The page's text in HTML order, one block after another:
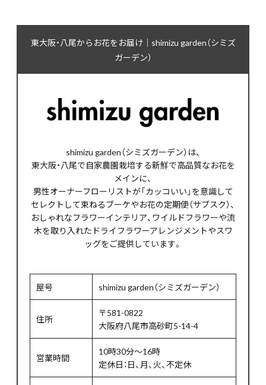
東大阪・八尾からお花をお届け｜shimizu garden（シミズ
ガーデン）
shimizu garden（シミズガーデン）は、
東大阪・八尾で自家農園栽培する新鮮で高品質なお花を
メインに、
男性オーナーフローリストが「カッコいい」を意識して
セレクトして束ねるブーケやお花の定期便（サブスク）、
おしゃれなフラワーインテリア、ワイルドフラワーや流
木を取り入れたドライフラワーアレンジメントやスワ
ッグをご提供しています。
屋号 shimizu garden（シミズガーデン）
住所
〒581-0822
大阪府八尾市高砂町5-14-4
営業時間
10時30分～16時
定休日：日、月、火、不定休